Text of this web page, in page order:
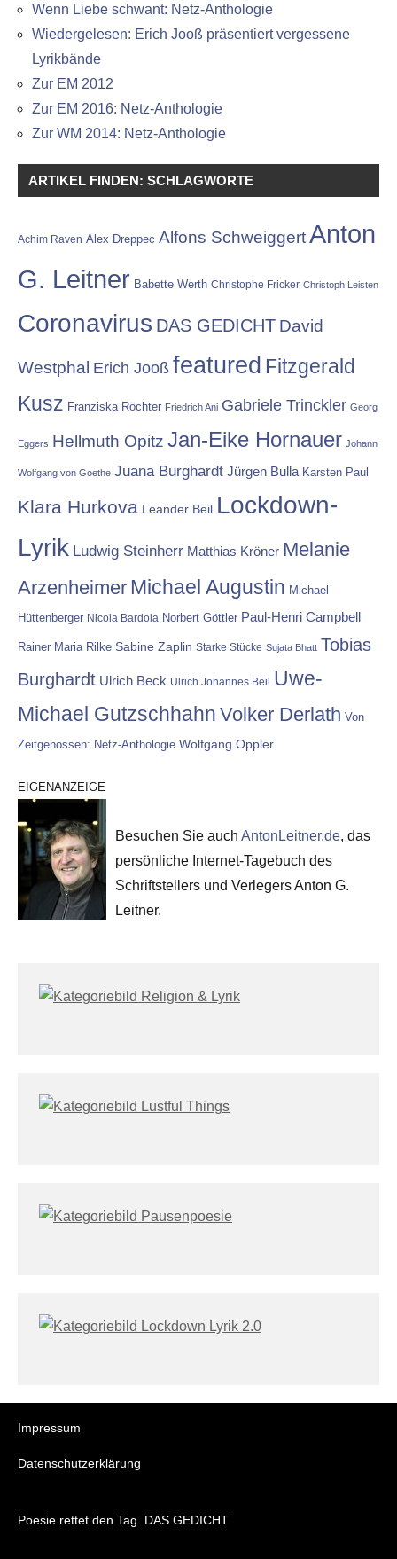
Wenn Liebe schwant: Netz-Anthologie
Wiedergelesen: Erich Jooß präsentiert vergessene
Lyrikbände
Zur EM 2012
Zur EM 2016: Netz-Anthologie
Zur WM 2014: Netz-Anthologie
ARTIKEL FINDEN: SCHLAGWORTE
Achim Raven Alex Dreppec Alfons Schweiggert Anton
G. Leitner Babette Werth Christophe Fricker Christoph Leisten
Coronavirus DAS GEDICHT David
Westphal Erich Jooß featured Fitzgerald
Kusz Franziska Röchter Friedrich Ani Gabriele Trinckler Georg
Eggers Hellmuth Opitz Jan-Eike Hornauer Johann
Wolfgang von Goethe Juana Burghardt Jürgen Bulla Karsten Paul
Klara Hurkova Leander Beil Lockdown-
Lyrik Ludwig Steinherr Matthias Kröner Melanie
Arzenheimer Michael Augustin Michael
Hüttenberger Nicola Bardola Norbert Göttler Paul-Henri Campbell
Rainer Maria Rilke Sabine Zaplin Starke Stücke Sujata Bhatt Tobias
Burghardt Ulrich Beck Ulrich Johannes Beil Uwe-
Michael Gutzschhahn Volker Derlath Von
Zeitgenossen: Netz-Anthologie Wolfgang Oppler
EIGENANZEIGE
Besuchen Sie auch AntonLeitner.de, das
persönliche Internet-Tagebuch des
Schriftstellers und Verlegers Anton G.
Leitner.
Impressum
Datenschutzerklärung
Poesie rettet den Tag. DAS GEDICHT